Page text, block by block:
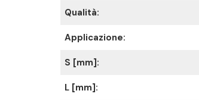
Qualità:
Applicazione:
S [mm]:
L [mm]: